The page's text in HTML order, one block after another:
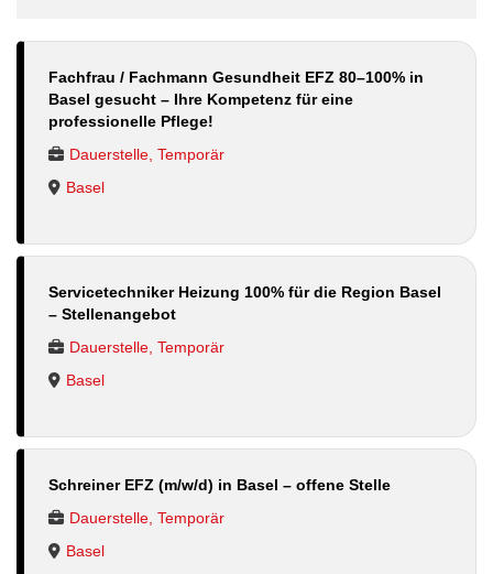
Fachfrau / Fachmann Gesundheit EFZ 80–100% in
Basel gesucht – Ihre Kompetenz für eine
professionelle Pflege!
Dauerstelle, Temporär
Basel
Servicetechniker Heizung 100% für die Region Basel
– Stellenangebot
Dauerstelle, Temporär
Basel
Schreiner EFZ (m/w/d) in Basel – offene Stelle
Dauerstelle, Temporär
Basel